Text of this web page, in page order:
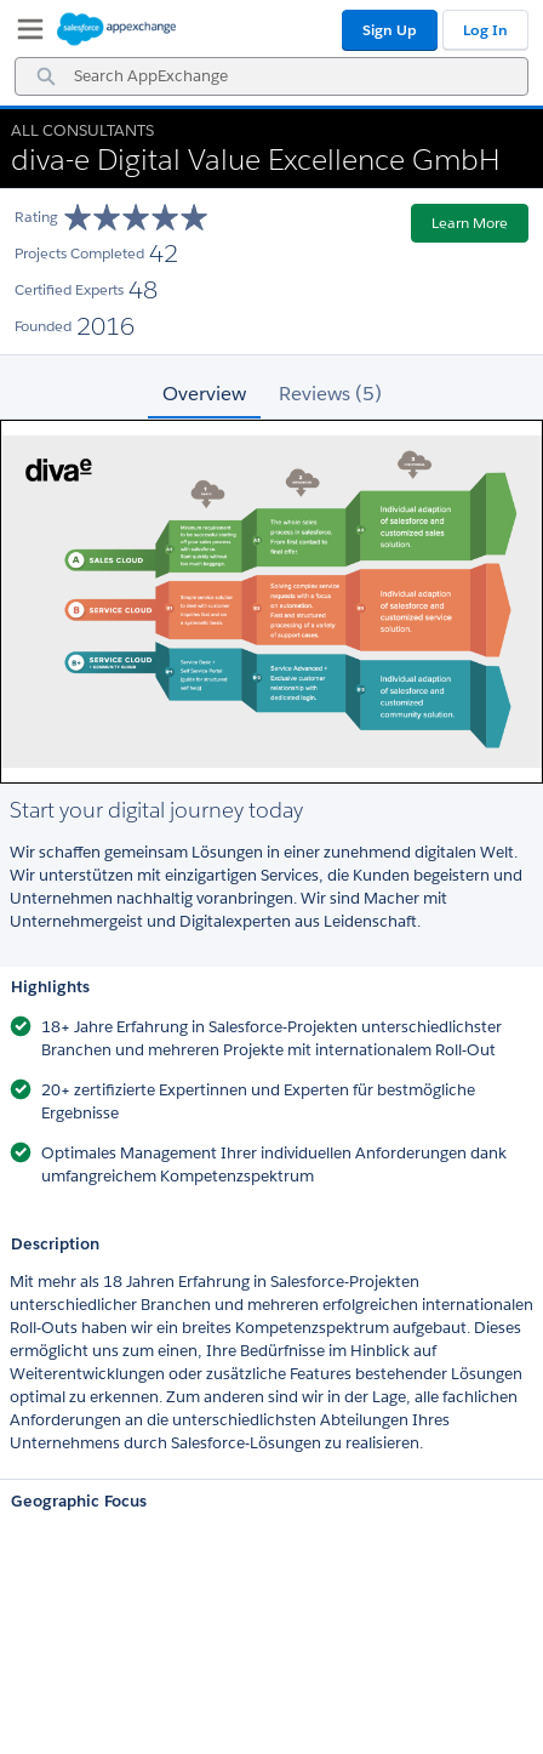
Navigation
Main
Content
Search
AppExchange
Sign Up Log In
ALL CONSULTANTS
diva-e Digital Value Excellence GmbH
Rating
Projects Completed 42
Certified Experts 48
Founded 2016
Learn More
Overview Reviews (5)
Start your digital journey today
Wir schaffen gemeinsam Lösungen in einer zunehmend digitalen Welt.
Wir unterstützen mit einzigartigen Services, die Kunden begeistern und
Unternehmen nachhaltig voranbringen. Wir sind Macher mit
Unternehmergeist und Digitalexperten aus Leidenschaft.
Highlights
18+ Jahre Erfahrung in Salesforce-Projekten unterschiedlichster
Branchen und mehreren Projekte mit internationalem Roll-Out
20+ zertifizierte Expertinnen und Experten für bestmögliche
Ergebnisse
Optimales Management Ihrer individuellen Anforderungen dank
umfangreichem Kompetenzspektrum
Description
Mit mehr als 18 Jahren Erfahrung in Salesforce-Projekten
unterschiedlicher Branchen und mehreren erfolgreichen internationalen
Roll-Outs haben wir ein breites Kompetenzspektrum aufgebaut. Dieses
ermöglicht uns zum einen, Ihre Bedürfnisse im Hinblick auf
Weiterentwicklungen oder zusätzliche Features bestehender Lösungen
optimal zu erkennen. Zum anderen sind wir in der Lage, alle fachlichen
Anforderungen an die unterschiedlichsten Abteilungen Ihres
Unternehmens durch Salesforce-Lösungen zu realisieren.
Geographic Focus